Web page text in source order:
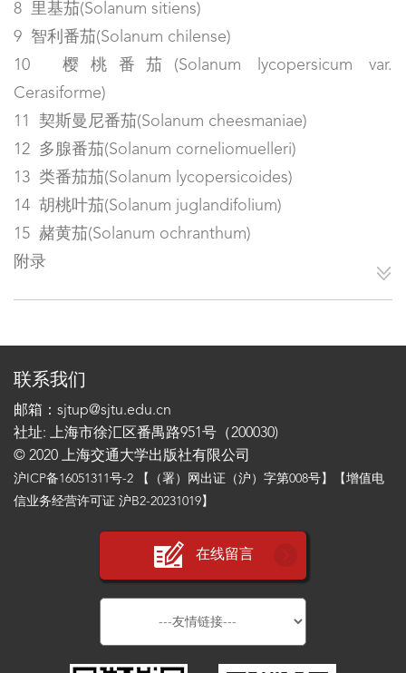
8 里基茄(Solanum sitiens)
9 智利番茄(Solanum chilense)
10 樱桃番茄(Solanum lycopersicum var.
Cerasiforme)
11 契斯曼尼番茄(Solanum cheesmaniae)
12 多腺番茄(Solanum corneliomuelleri)
13 类番茄茄(Solanum lycopersicoides)
14 胡桃叶茄(Solanum juglandifolium)
15 赭黄茄(Solanum ochranthum)
附录
联系我们
邮箱：sjtup@sjtu.edu.cn
社址: 上海市徐汇区番禺路951号（200030)
© 2020 上海交通大学出版社有限公司
沪ICP备16051311号-2 【（署）网出证（沪）字第008号】【增值电
信业务经营许可证 沪B2-20231019】
在线留言